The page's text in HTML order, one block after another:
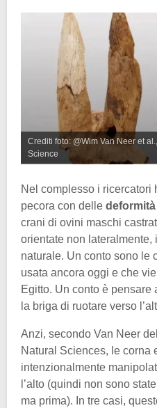
Crediti foto: @Wim Van Neer et
Science
Nel complesso i ricercatori
pecora con delle
crani di ovini maschi
orientate non
naturale. Un conto sono le
usata ancora oggi e che
Egitto. Un conto è
la briga di ruotare verso
Anzi, secondo Van Neer
Natural Sciences, le corna
intenzionalmente
l’alto (quindi non sono
ma prima). In tre casi,